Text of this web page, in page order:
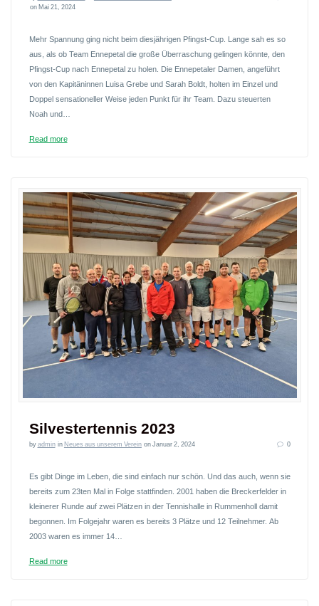
on Mai 21, 2024
Mehr Spannung ging nicht beim diesjährigen Pfingst-Cup. Lange sah es so
aus, als ob Team Ennepetal die große Überraschung gelingen könnte, den
Pfingst-Cup nach Ennepetal zu holen. Die Ennepetaler Damen, angeführt
von den Kapitäninnen Luisa Grebe und Sarah Boldt, holten im Einzel und
Doppel sensationeller Weise jeden Punkt für ihr Team. Dazu steuerten
Noah und…
Read more
Silvestertennis 2023
byadmin inNeues aus unserem Verein on Januar 2, 2024 0
Es gibt Dinge im Leben, die sind einfach nur schön. Und das auch, wenn sie
bereits zum 23ten Mal in Folge stattfinden. 2001 haben die Breckerfelder in
kleinerer Runde auf zwei Plätzen in der Tennishalle in Rummenholl damit
begonnen. Im Folgejahr waren es bereits 3 Plätze und 12 Teilnehmer. Ab
2003 waren es immer 14…
Read more